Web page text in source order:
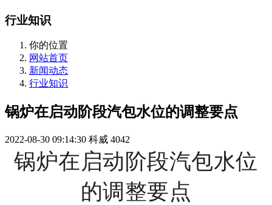
行业知识
你的位置
网站首页
新闻动态
行业知识
锅炉在启动阶段汽包水位的调整要点
2022-08-30 09:14:30 科威 4042
锅炉在启动阶段汽包水位
的调整要点